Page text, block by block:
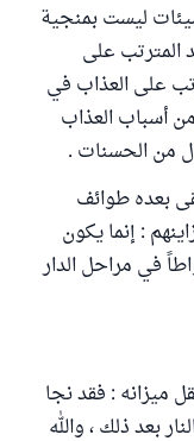
ليست بمنجية
المترتب على
على العذاب في
أسباب العذاب
من الحسنات .
بعده طوائف
: إنما يكون
في مراحل الدار
ميزانه : فقد نجا
بعد ذلك ، والله